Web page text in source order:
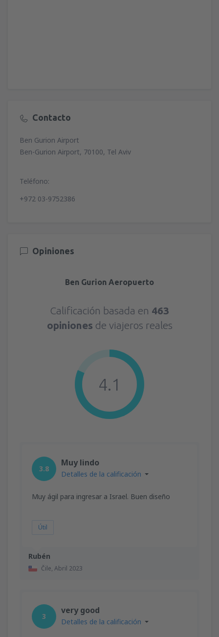
Contacto
Ben Gurion Airport
Ben-Gurion Airport, 70100, Tel Aviv
Teléfono:
+972 03-9752386
Opiniones
Ben Gurion Aeropuerto
Calificación basada en 463
opiniones de viajeros reales
4.1
Rubén
Čile, Abril 2023
3.8
Muy lindo
Detalles de la calificación
Muy ágil para ingresar a Israel. Buen diseño
Útil
3
very good
Detalles de la calificación